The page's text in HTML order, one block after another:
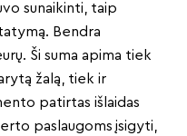
sunaikinti, taip
Bendra
Ši suma apima tiek
žalą, tiek ir
patirtas išlaidas
paslaugoms įsigyti,